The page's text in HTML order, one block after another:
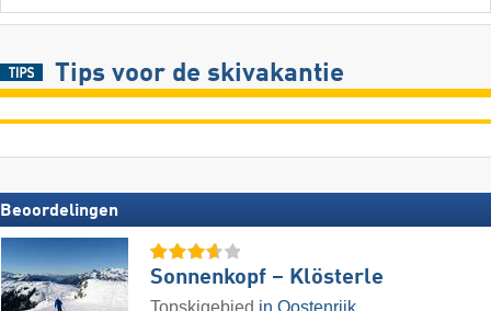
Tips voor de skivakantie
Beoordelingen
Sonnenkopf – Klösterle
Topskigebied in Oostenrijk